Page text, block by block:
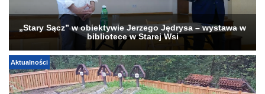
„Stary Sącz” w obiektywie Jerzego Jędrysa – wystawa w
bibliotece w Starej Wsi
Aktualności